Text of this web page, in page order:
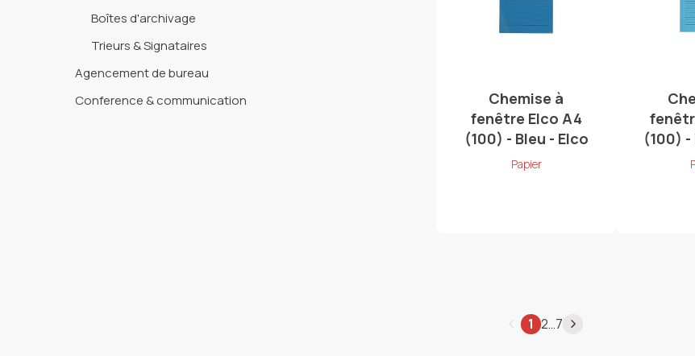
Boîtes d'archivage
Trieurs & Signataires
Agencement de bureau
Conference & communication
Chemise à
fenêtre Elco A4
(100) - Bleu - Elco
Papier
(100) -
1 2…7